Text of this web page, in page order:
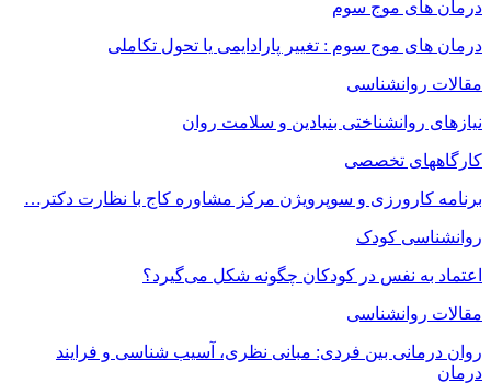
درمان های موج سوم
درمان های موج سوم : تغییر پارادایمی یا تحول تکاملی
مقالات روانشناسی
نیازهای روانشناختی بنیادین و سلامت روان
کارگاههای تخصصی
برنامه کارورزی و سوپرویژن مرکز مشاوره کاج با نظارت دکتر…
روانشناسی کودک
اعتماد به‌ نفس در کودکان چگونه شکل می‌گیرد؟
مقالات روانشناسی
روان درمانی بین فردی: مبانی نظری، آسیب شناسی و فرایند
درمان